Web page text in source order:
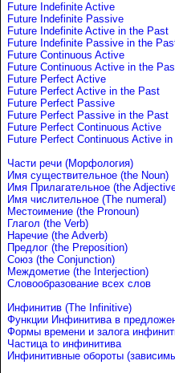
Future Indefinite Active
Future Indefinite Passive
Future Indefinite Active in the Past
Future Indefinite Passive in the
Future Continuous Active
Future Continuous Active in the
Future Perfect Active
Future Perfect Active in the Past
Future Perfect Passive
Future Perfect Passive in the Past
Future Perfect Continuous Active
Future Perfect Continuous Active
Части речи (Морфология)
Имя существительное (the Noun)
Имя Прилагательное (the
Имя числительное (The numeral)
Местоимение (the Pronoun)
Глагол (the Verb)
Наречие (the Adverb)
Предлог (the Preposition)
Союз (the Conjunction)
Междометие (the Interjection)
Словообразование всех слов
Инфинитив (The Infinitive)
Функции Инфинитива в
Формы времени и залога
Частица to инфинитива
Инфинитивные обороты